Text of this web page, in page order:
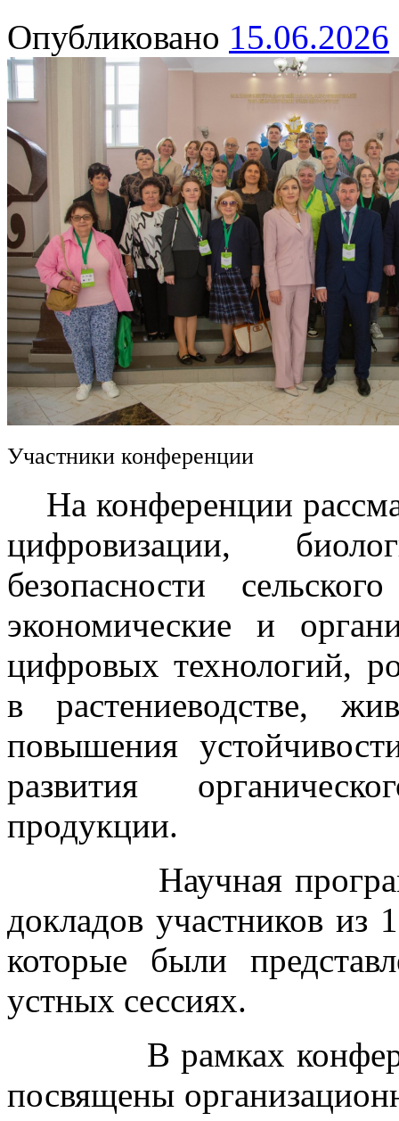
Опубликовано 15.06.2026
Участники конференции
На конференции
цифровизации,
безопасности
экономические и
цифровых технологий,
в растениеводстве,
повышения
развития
продукции.
Научная программа
докладов участников из
которые были
устных сессиях.
В рамках
посвящены